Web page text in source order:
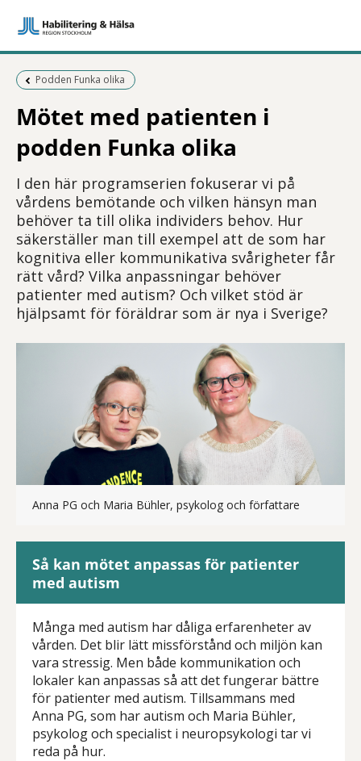
Föregående sida:
Podden Funka olika
Mötet med patienten i
podden Funka olika
I den här programserien fokuserar vi på
vårdens bemötande och vilken hänsyn man
behöver ta till olika individers behov. Hur
säkerställer man till exempel att de som har
kognitiva eller kommunikativa svårigheter får
rätt vård? Vilka anpassningar behöver
patienter med autism? Och vilket stöd är
hjälpsamt för föräldrar som är nya i Sverige?
Anna PG och Maria Bühler, psykolog och författare
Så kan mötet anpassas för patienter
med autism
Många med autism har dåliga erfarenheter av
vården. Det blir lätt missförstånd och miljön kan
vara stressig. Men både kommunikation och
lokaler kan anpassas så att det fungerar bättre
för patienter med autism. Tillsammans med
Anna PG, som har autism och Maria Bühler,
psykolog och specialist i neuropsykologi tar vi
reda på hur.